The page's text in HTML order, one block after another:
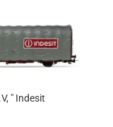
" Indesit